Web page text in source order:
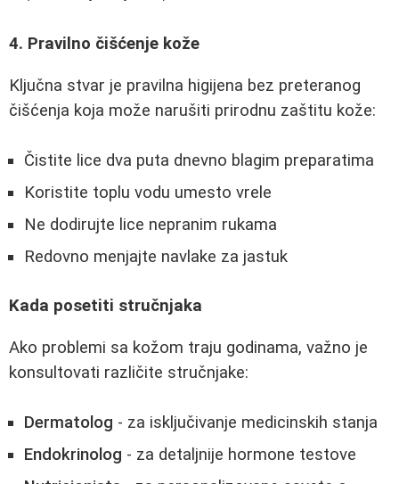
4. Pravilno čišćenje kože
Ključna stvar je pravilna higijena bez preteranog
čišćenja koja može narušiti prirodnu zaštitu kože:
Čistite lice dva puta dnevno blagim preparatima
Koristite toplu vodu umesto vrele
Ne dodirujte lice nepranim rukama
Redovno menjajte navlake za jastuk
Kada posetiti stručnjaka
Ako problemi sa kožom traju godinama, važno je
konsultovati različite stručnjake:
Dermatolog - za isključivanje medicinskih stanja
Endokrinolog - za detaljnije hormone testove